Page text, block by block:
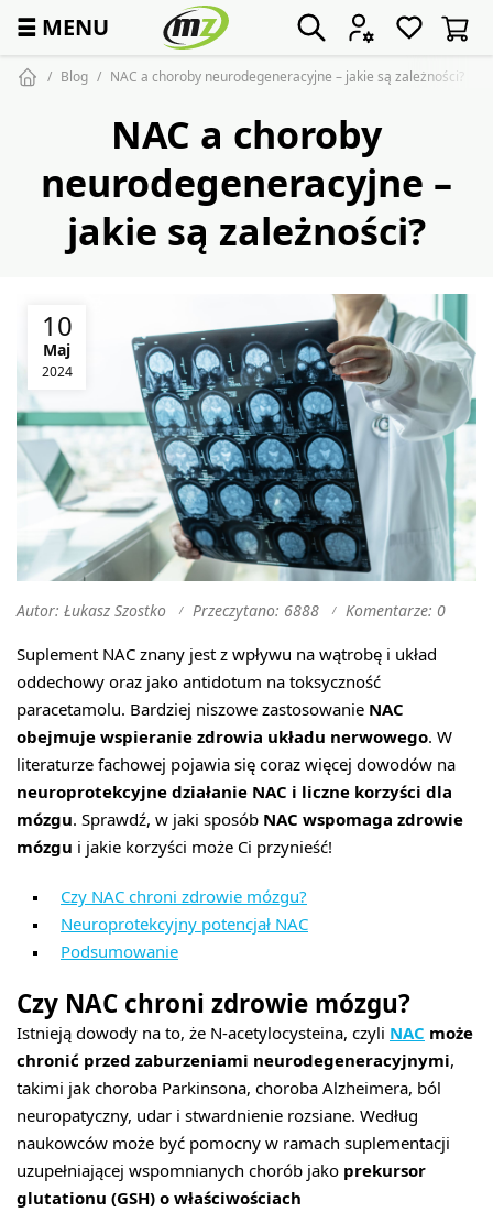
☰ MENU
Blog NAC a choroby neurodegeneracyjne – jakie są zależności?
NAC a choroby
neurodegeneracyjne –
jakie są zależności?
10
Maj
2024
Autor: Łukasz Szostko Przeczytano: 6888 Komentarze: 0
Suplement NAC znany jest z wpływu na wątrobę i układ
oddechowy oraz jako antidotum na toksyczność
paracetamolu. Bardziej niszowe zastosowanie NAC
obejmuje wspieranie zdrowia układu nerwowego. W
literaturze fachowej pojawia się coraz więcej dowodów na
neuroprotekcyjne działanie NAC i liczne korzyści dla
mózgu. Sprawdź, w jaki sposób NAC wspomaga zdrowie
mózgu i jakie korzyści może Ci przynieść!
Czy NAC chroni zdrowie mózgu?
Neuroprotekcyjny potencjał NAC
Podsumowanie
Czy NAC chroni zdrowie mózgu?
Istnieją dowody na to, że N-acetylocysteina, czyli NAC może
chronić przed zaburzeniami neurodegeneracyjnymi,
takimi jak choroba Parkinsona, choroba Alzheimera, ból
neuropatyczny, udar i stwardnienie rozsiane. Według
naukowców może być pomocny w ramach suplementacji
uzupełniającej wspomnianych chorób jako prekursor
glutationu (GSH) o właściwościach